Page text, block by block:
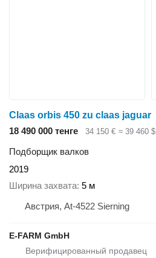
Claas orbis 450 zu claas jaguar
18 490 000 тенге
34 150 € ≈ 39 460 $
Подборщик валков
2019
Ширина захвата 5 м
Австрия, At-4522 Sierning
E-FARM GmbH